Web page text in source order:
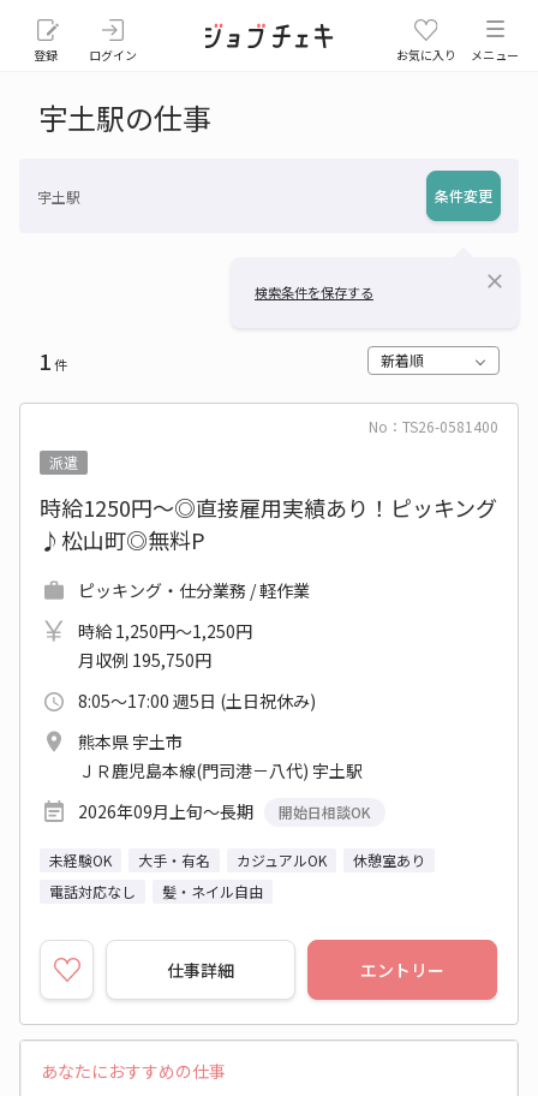
登録 ログイン お気に入り メニュー
宇土駅の仕事
宇土駅 条件変更
検索条件を保存する close
1件 新着順
No：TS26-0581400
派遣
時給1250円～◎直接雇用実績あり！ピッキング
♪松山町◎無料P
ピッキング・仕分業務 / 軽作業
時給 1,250円～1,250円
月収例 195,750円
8:05～17:00 週5日 (土日祝休み)
熊本県 宇土市
ＪＲ鹿児島本線(門司港－八代) 宇土駅
2026年09月上旬～長期
開始日相談OK
未経験OK 大手・有名 カジュアルOK
休憩室あり
電話対応なし
髪・ネイル自由
仕事詳細 エントリー
あなたにおすすめの仕事